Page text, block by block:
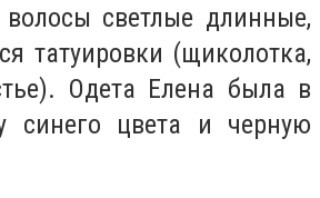
волосы светлые длинные,
татуировки (щиколотка,
Одета Елена была в
синего цвета и черную